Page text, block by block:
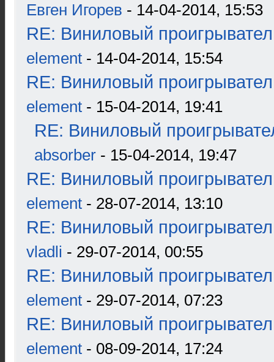
Евген Игорев - 14-04-2014, 15:53
RE: Виниловый
element - 14-04-2014, 15:54
RE: Виниловый
element - 15-04-2014, 19:41
RE: Виниловый
absorber - 15-04-2014, 19:47
RE: Виниловый
element - 28-07-2014, 13:10
RE: Виниловый
vladli - 29-07-2014, 00:55
RE: Виниловый
element - 29-07-2014, 07:23
RE: Виниловый
element - 08-09-2014, 17:24